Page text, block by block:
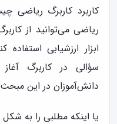
کاربرد کاربرگ ریاضی
ریاضی می‌توانید از
ابزار ارزشیابی
سؤالی در کاربرگ
دانش‌آموزان در این
یا اینکه مطلبی را به